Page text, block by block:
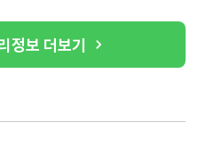
정보 더보기